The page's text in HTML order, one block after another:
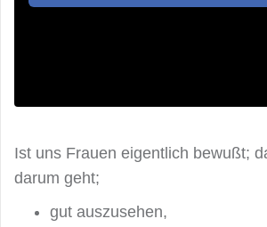
Ist uns Frauen eigentlich bewußt;
darum geht;
gut auszusehen,